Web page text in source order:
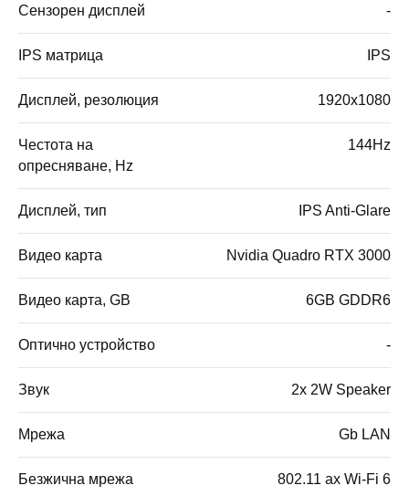
Сензорен дисплей -
IPS матрица IPS
Дисплей, резолюция 1920x1080
Честота на
опресняване, Hz
144Hz
Дисплей, тип IPS Anti-Glare
Видео карта Nvidia Quadro RTX 3000
Видео карта, GB 6GB GDDR6
Оптично устройство -
Звук 2x 2W Speaker
Мрежа Gb LAN
Безжична мрежа 802.11 ax Wi-Fi 6